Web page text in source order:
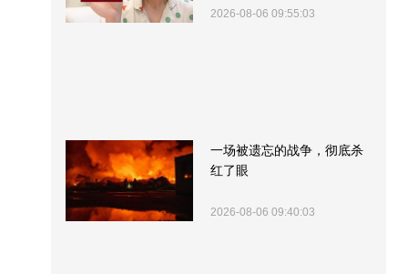
2026-08-06 09:55:03
一场被遗忘的战争，彻底杀
红了眼
2026-08-06 09:40:03